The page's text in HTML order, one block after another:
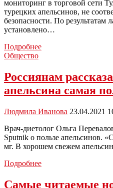
мониторинг в торговой сети
турецких апельсинов, не
безопасности. По результатам
установлено…
ПодробнееРоспотребнадзор
в
магазинах
с
пестицидами
Общество
Россиянам
апельсина самая
Людмила Иванова 23.04.2021
Врач-диетолог Ольга
Sputnik о пользе апельсинов.
мг. В хорошем свежем
ПодробнееРоссиянам
Самые читаемые